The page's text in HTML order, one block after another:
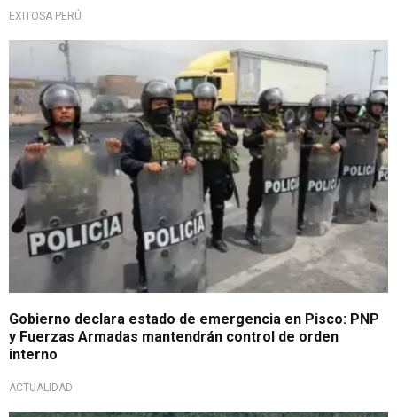
EXITOSA PERÚ
Publicado en El Peruano
Gobierno declara estado de emergencia en Pisco: PNP
y Fuerzas Armadas mantendrán control de orden
interno
ACTUALIDAD